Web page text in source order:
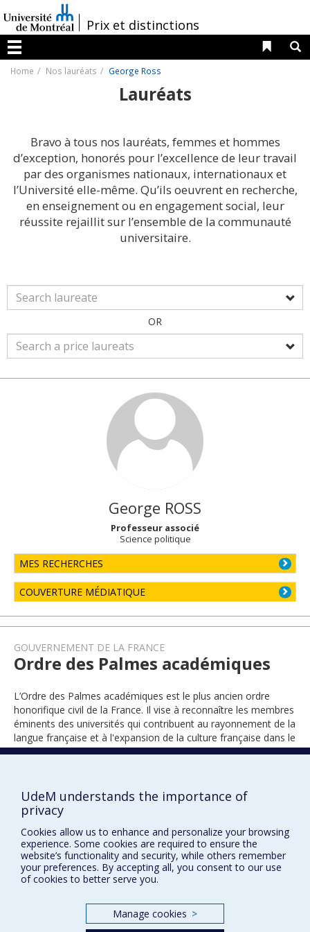
au
contenu
/Prix et distinctions
Menu
Liens
Home Nos lauréats George Ross
Lauréats
Bravo à tous nos lauréats, femmes et hommes
d’exception, honorés pour l’excellence de leur travail
par des organismes nationaux, internationaux et
l’Université elle-même. Qu’ils oeuvrent en recherche,
en enseignement ou en engagement social, leur
réussite rejaillit sur l’ensemble de la communauté
universitaire.
OR
George ROSS
Professeur associé
Science politique
MES RECHERCHES
COUVERTURE MÉDIATIQUE
GOUVERNEMENT DE LA FRANCE
Ordre des Palmes académiques
L’Ordre des Palmes académiques est le plus ancien ordre
honorifique civil de la France. Il vise à reconnaître les membres
éminents des universités qui contribuent au rayonnement de la
langue française et à l'expansion de la culture française dans le
monde (grades de chevalier, d’officier et de commandeur).
UdeM understands the importance of
privacy
Cookies allow us to enhance and personalize your browsing
experience. Some cookies are required to ensure the
website’s functionality and security, while others remember
your preferences. By accepting all, you consent to our use
of cookies to better serve you.
Manage cookies >